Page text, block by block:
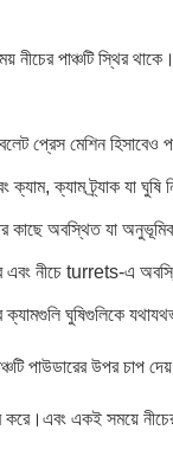
পাঞ্চটি স্থির থাকে।
প্রেস মেশিন হিসাবেও
ক্যাম, ক্যাম ট্র্যাক যা
কাছে অবস্থিত যা
এবং নীচে turrets-এ
ঘুষিগুলিকে
পাউডারের উপর চাপ
করে।এবং একই সময়ে